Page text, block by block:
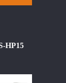
HP15